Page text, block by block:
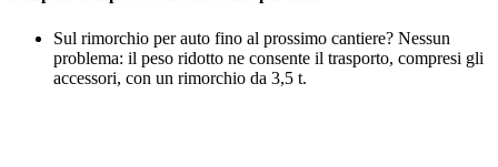
Sul rimorchio per auto fino al prossimo cantiere? Nessun
problema: il peso ridotto ne consente il trasporto, compresi gli
accessori, con un rimorchio da 3,5 t.